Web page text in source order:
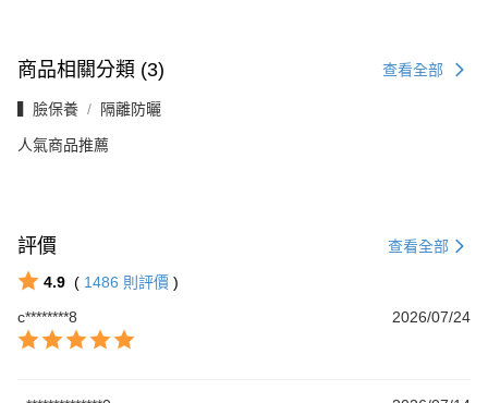
商品相關分類 (3) 查看全部
▍臉保養 隔離防曬
人氣商品推薦
評價 查看全部
4.9 ( 1486 則評價 )
c********8
2026/07/24